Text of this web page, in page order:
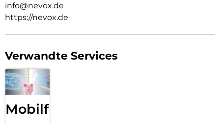
info@nevox.de
https://nevox.de
Verwandte Services
Mobilfunk